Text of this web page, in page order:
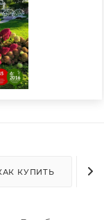
КУПИТЬ